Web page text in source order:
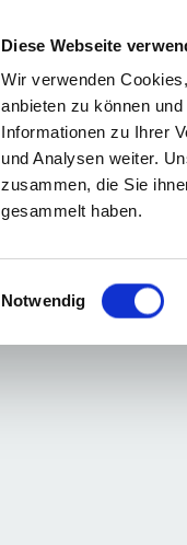
Diese Webseite
Wir verwenden
anbieten zu können
Informationen zu Ihrer
und Analysen weiter.
zusammen, die Sie
gesammelt haben.
Einwilligungsauswahl
Notwendig